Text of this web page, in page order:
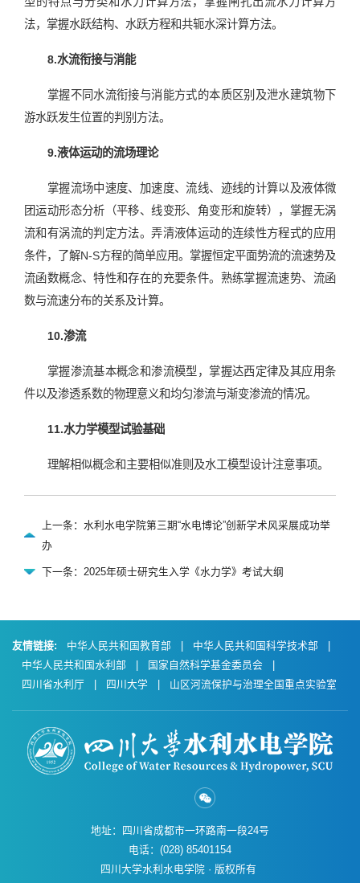
法，掌握水跃结构、水跃方程和共轭水深计算方法。
8.水流衔接与消能
掌握不同水流衔接与消能方式的本质区别及泄水建筑物下
游水跃发生位置的判别方法。
9.液体运动的流场理论
掌握流场中速度、加速度、流线、迹线的计算以及液体微
团运动形态分析（平移、线变形、角变形和旋转），掌握无涡
流和有涡流的判定方法。弄清液体运动的连续性方程式的应用
条件，了解N-S方程的简单应用。掌握恒定平面势流的流速势及
流函数概念、特性和存在的充要条件。熟练掌握流速势、流函
数与流速分布的关系及计算。
10.渗流
掌握渗流基本概念和渗流模型，掌握达西定律及其应用条
件以及渗透系数的物理意义和均匀渗流与渐变渗流的情况。
11.水力学模型试验基础
理解相似概念和主要相似准则及水工模型设计注意事项。
上一条：水利水电学院第三期“水电博论”创新学术风采展成功举
办
下一条：2025年硕士研究生入学《水力学》考试大纲
友情链接: 中华人民共和国教育部 中华人民共和国科学技术部
中华人民共和国水利部
国家自然科学基金委员会
四川省水利厅
四川大学 山区河流保护与治理全国重点实验室
地址：四川省成都市一环路南一段24号
电话：(028) 85401154
四川大学水利水电学院 · 版权所有